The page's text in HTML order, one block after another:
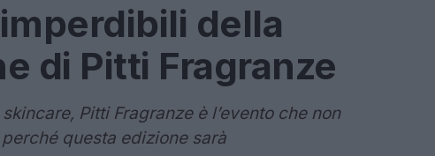
della
di Pitti Fragranze
Pitti Fragranze è l’evento che non
questa edizione sarà